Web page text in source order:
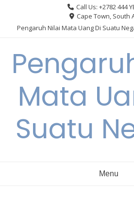
content
Call Us: +2782 444
Cape Town, South
Pengaruh Nilai Mata Uang Di Suatu
Mata
Suatu
Menu